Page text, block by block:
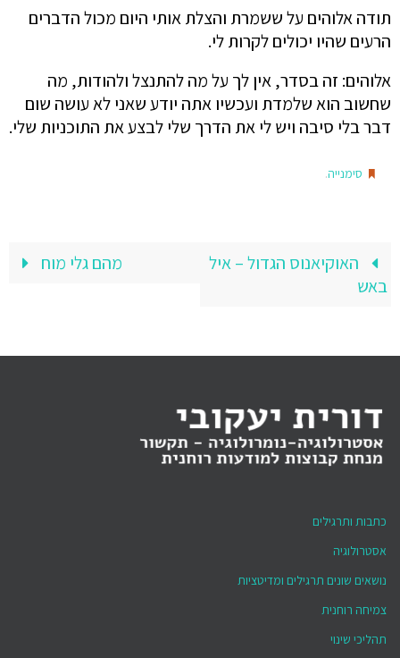
תודה אלוהים על ששמרת והצלת אותי היום מכול הדברים
הרעים שהיו יכולים לקרות לי.
אלוהים: זה בסדר, אין לך על מה להתנצל ולהודות, מה
שחשוב הוא שלמדת ועכשיו אתה יודע שאני לא עושה שום
דבר בלי סיבה ויש לי את הדרך שלי לבצע את התוכניות שלי.
סימנייה.
האוקיאנוס הגדול – איל
באש
מהם גלי מוח
כתבות ותרגילים
אסטרולוגיה
נושאים שונים תרגילים ומדיטציות
צמיחה רוחנית
תהליכי שינוי